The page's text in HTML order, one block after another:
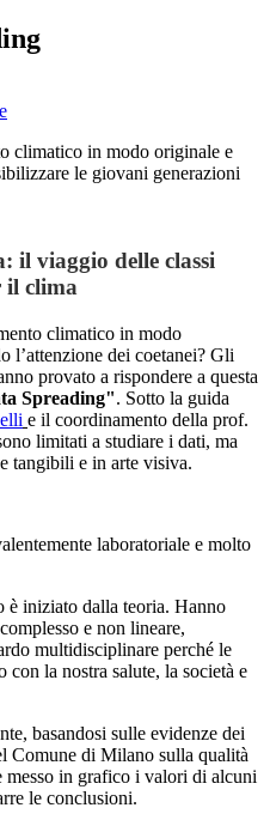
climatico in modo originale e
le giovani generazioni
il viaggio delle classi
il clima
climatico in modo
l’attenzione dei coetanei? Gli
provato a rispondere a questa
Spreading". Sotto la guida
e il coordinamento della prof.
limitati a studiare i dati, ma
tangibili e in arte visiva.
laboratoriale e molto
è iniziato dalla teoria. Hanno
e non lineare,
multidisciplinare perché le
la nostra salute, la società e
basandosi sulle evidenze dei
Comune di Milano sulla qualità
in grafico i valori di alcuni
le conclusioni.